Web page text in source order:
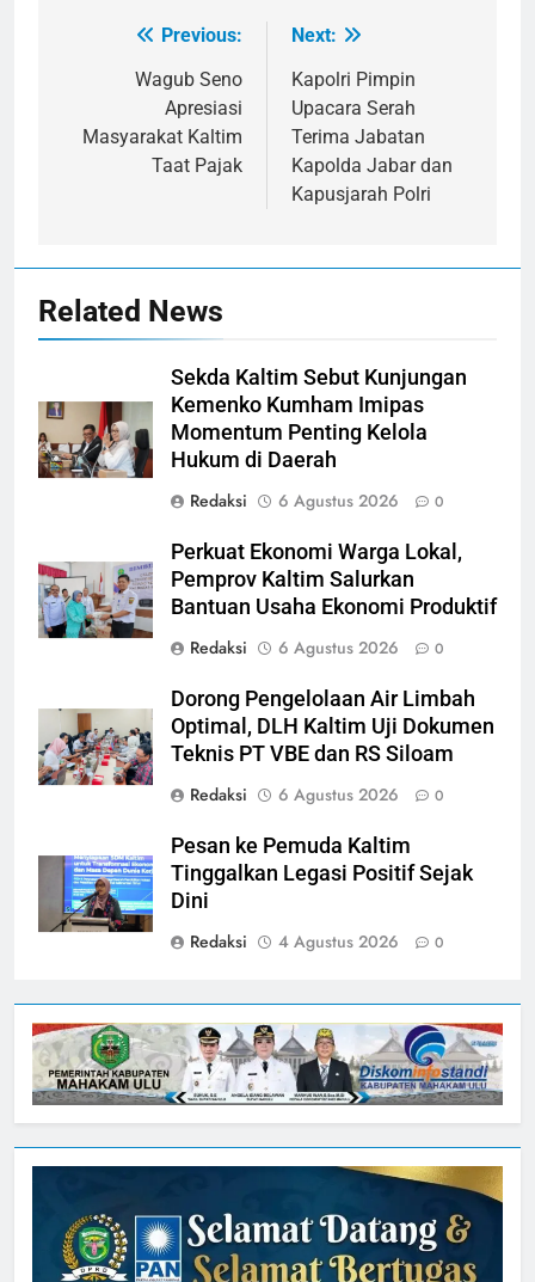
NavigasiPrevious:
Wagub Seno
Apresiasi
Masyarakat Kaltim
Taat Pajak
Next:
Kapolri Pimpin
Upacara Serah
Terima Jabatan
Kapolda Jabar dan
Kapusjarah Polri
Related News
Sekda Kaltim Sebut Kunjungan
Kemenko Kumham Imipas
Momentum Penting Kelola
Hukum di Daerah
Redaksi
6 Agustus 2026 0
Perkuat Ekonomi Warga Lokal,
Pemprov Kaltim Salurkan
Bantuan Usaha Ekonomi Produktif
Redaksi
6 Agustus 2026 0
Dorong Pengelolaan Air Limbah
Optimal, DLH Kaltim Uji Dokumen
Teknis PT VBE dan RS Siloam
Redaksi
6 Agustus 2026 0
Pesan ke Pemuda Kaltim
Tinggalkan Legasi Positif Sejak
Dini
Redaksi
4 Agustus 2026 0